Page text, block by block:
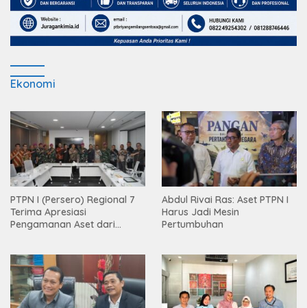
Ekonomi
PTPN I (Persero) Regional 7
Terima Apresiasi
Pengamanan Aset dari
Abdul Rivai Ras: Aset PTPN I
Harus Jadi Mesin
Pertumbuhan